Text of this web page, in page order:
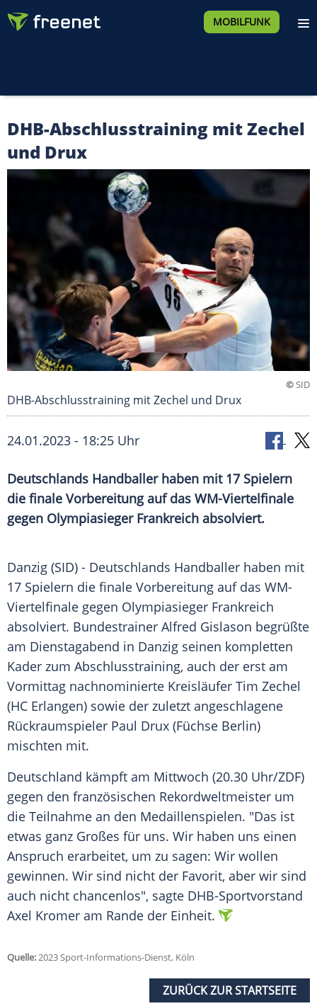
MOBILFUNK
DHB-Abschlusstraining mit Zechel
und Drux
©SID
DHB-Abschlusstraining mit Zechel und Drux
24.01.2023 - 18:25 Uhr
Deutschlands Handballer haben mit 17 Spielern
die finale Vorbereitung auf das WM-Viertelfinale
gegen Olympiasieger Frankreich absolviert.
Danzig (SID) - Deutschlands Handballer haben mit
17 Spielern die finale Vorbereitung auf das WM-
Viertelfinale gegen Olympiasieger Frankreich
absolviert. Bundestrainer Alfred Gislason begrüßte
am Dienstagabend in Danzig seinen kompletten
Kader zum Abschlusstraining, auch der erst am
Vormittag nachnominierte Kreisläufer Tim Zechel
(HC Erlangen) sowie der zuletzt angeschlagene
Rückraumspieler Paul Drux (Füchse Berlin)
mischten mit.
Deutschland kämpft am Mittwoch (20.30 Uhr/ZDF)
gegen den französischen Rekordweltmeister um
die Teilnahme an den Medaillenspielen. "Das ist
etwas ganz Großes für uns. Wir haben uns einen
Anspruch erarbeitet, um zu sagen: Wir wollen
gewinnen. Wir sind nicht der Favorit, aber wir sind
auch nicht chancenlos", sagte DHB-Sportvorstand
Axel Kromer am Rande der Einheit.
Quelle:2023 Sport-Informations-Dienst, Köln
ZURÜCK ZUR STARTSEITE